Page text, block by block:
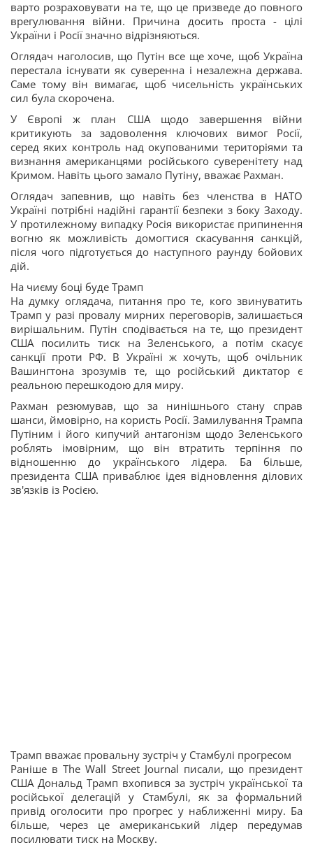
варто розраховувати на те, що це призведе до повного
врегулювання війни. Причина досить проста - цілі
України і Росії значно відрізняються.
Оглядач наголосив, що Путін все ще хоче, щоб Україна
перестала існувати як суверенна і незалежна держава.
Саме тому він вимагає, щоб чисельність українських
сил була скорочена.
У Європі ж план США щодо завершення війни
критикують за задоволення ключових вимог Росії,
серед яких контроль над окупованими територіями та
визнання американцями російського суверенітету над
Кримом. Навіть цього замало Путіну, вважає Рахман.
Оглядач запевнив, що навіть без членства в НАТО
Україні потрібні надійні гарантії безпеки з боку Заходу.
У протилежному випадку Росія використає припинення
вогню як можливість домогтися скасування санкцій,
після чого підготується до наступного раунду бойових
дій.
На чиєму боці буде Трамп
На думку оглядача, питання про те, кого звинуватить
Трамп у разі провалу мирних переговорів, залишається
вирішальним. Путін сподівається на те, що президент
США посилить тиск на Зеленського, а потім скасує
санкції проти РФ. В Україні ж хочуть, щоб очільник
Вашингтона зрозумів те, що російський диктатор є
реальною перешкодою для миру.
Рахман резюмував, що за нинішнього стану справ
шанси, ймовірно, на користь Росії. Замилування Трампа
Путіним і його кипучий антагонізм щодо Зеленського
роблять імовірним, що він втратить терпіння по
відношенню до українського лідера. Ба більше,
президента США приваблює ідея відновлення ділових
зв'язків із Росією.
Трамп вважає провальну зустріч у Стамбулі прогресом
Раніше в The Wall Street Journal писали, що президент
США Дональд Трамп вхопився за зустріч української та
російської делегацій у Стамбулі, як за формальний
привід оголосити про прогрес у наближенні миру. Ба
більше, через це американський лідер передумав
посилювати тиск на Москву.